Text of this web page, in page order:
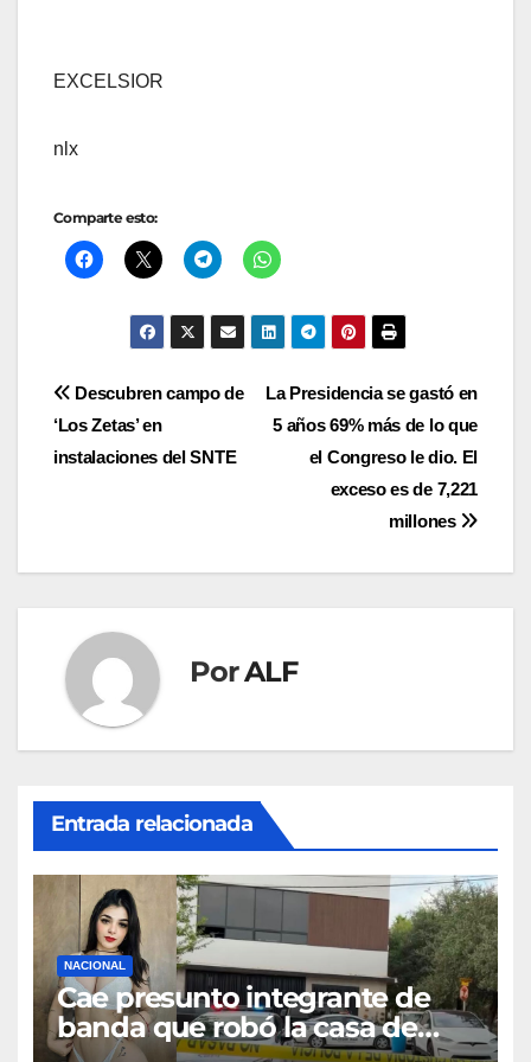
EXCELSIOR
nlx
Comparte esto:
Navegación
de
La Presidencia se gastó en
5 años 69% más de lo que
el Congreso le dio. El
exceso es de 7,221
millones
Descubren campo de
‘Los Zetas’ en
instalaciones del SNTE
PorALF
Entrada relacionada
NACIONAL
Cae presunto integrante de
banda que robó la casa de